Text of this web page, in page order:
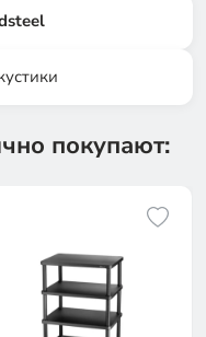
покупают: